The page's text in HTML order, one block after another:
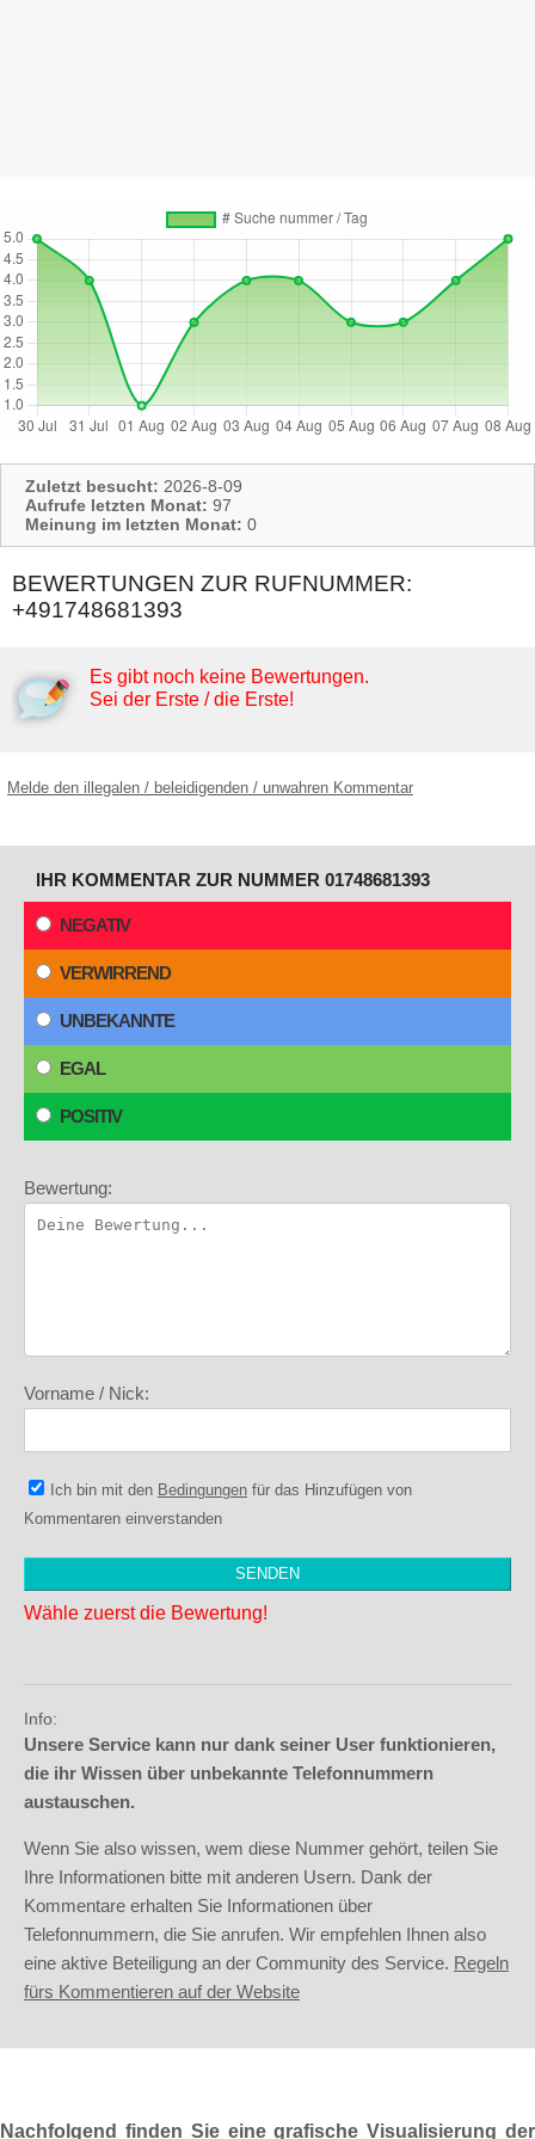
Zuletzt besucht: 2026-8-09
Aufrufe letzten Monat: 97
Meinung im letzten Monat: 0
BEWERTUNGEN ZUR RUFNUMMER:
+491748681393
Es gibt noch keine Bewertungen.
Sei der Erste / die Erste!
Melde den illegalen / beleidigenden / unwahren Kommentar
IHR KOMMENTAR ZUR NUMMER 01748681393
NEGATIV
VERWIRREND
UNBEKANNTE
EGAL
POSITIV
Bewertung:
Vorname / Nick:
Ich bin mit den Bedingungen für das Hinzufügen von
Kommentaren einverstanden
Wähle zuerst die Bewertung!
Info:
Unsere Service kann nur dank seiner User funktionieren,
die ihr Wissen über unbekannte Telefonnummern
austauschen.
Wenn Sie also wissen, wem diese Nummer gehört, teilen Sie
Ihre Informationen bitte mit anderen Usern. Dank der
Kommentare erhalten Sie Informationen über
Telefonnummern, die Sie anrufen. Wir empfehlen Ihnen also
eine aktive Beteiligung an der Community des Service. Regeln
fürs Kommentieren auf der Website
Nachfolgend finden Sie eine grafische Visualisierung der